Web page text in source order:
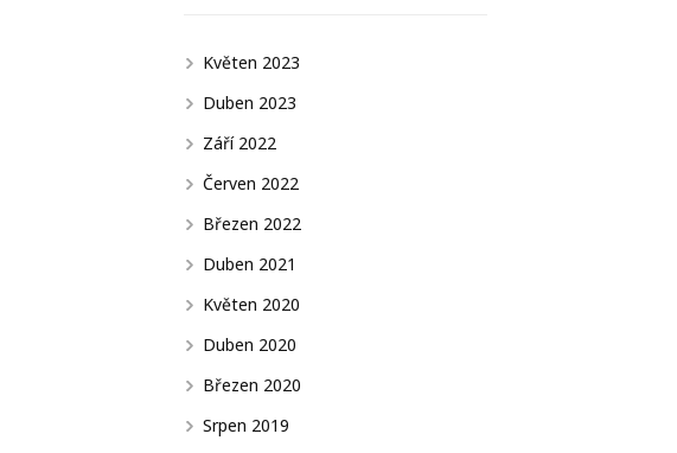
Květen 2023
Duben 2023
Září 2022
Červen 2022
Březen 2022
Duben 2021
Květen 2020
Duben 2020
Březen 2020
Srpen 2019